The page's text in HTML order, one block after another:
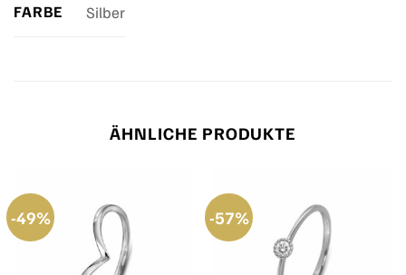
FARBE Silber
ÄHNLICHE PRODUKTE
-49% -57%